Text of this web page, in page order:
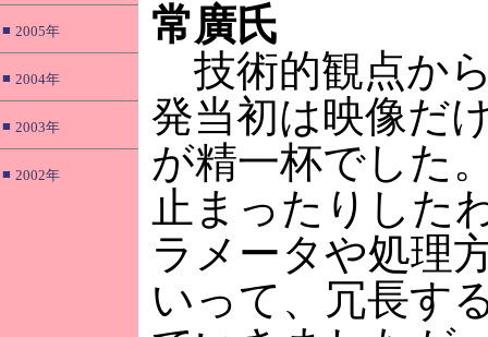
■ 2005年
■ 2004年
■ 2003年
■ 2002年
常廣氏
技術的観点か
発当初は映像だ
が精一杯でした
止まったりした
ラメータや処理
いって、冗長す